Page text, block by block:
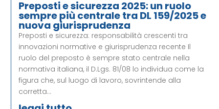
Preposti e sicurezza 2025: un ruolo
sempre più centrale tra DL 159/2025 e
nuova giurisprudenza
Preposti e sicurezza: responsabilità crescenti tra
innovazioni normative e giurisprudenza recente Il
ruolo del preposto è sempre stato centrale nella
normativa italiana, il D.Lgs. 81/08 lo individua come la
figura che, sul luogo di lavoro, sovrintende alla
corretta...